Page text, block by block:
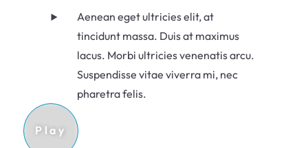
Aenean eget ultricies elit, at
tincidunt massa. Duis at maximus
lacus. Morbi ultricies venenatis arcu.
Suspendisse vitae viverra mi, nec
pharetra felis.